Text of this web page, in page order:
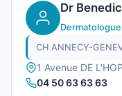
Dr
Dermatologue
CH ANNECY-
1 Avenue DE
04 50 63 63 63